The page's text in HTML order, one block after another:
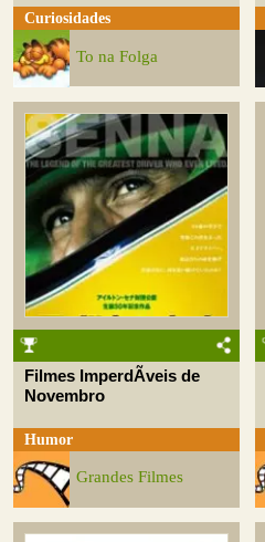
Curiosidades
To na Folga
Filmes ImperdÃ­veis de
Novembro
Humor
Grandes Filmes